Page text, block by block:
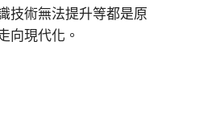
技術無法提升等都是原
向現代化。